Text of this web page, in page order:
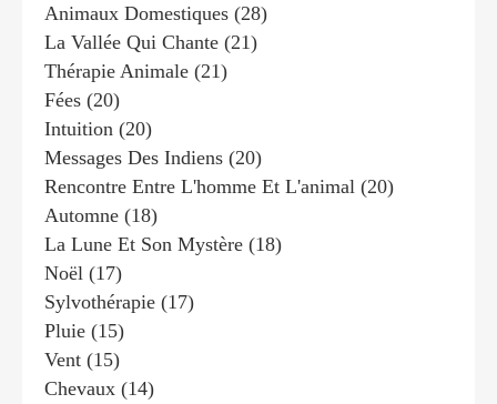
Animaux Domestiques (28)
La Vallée Qui Chante (21)
Thérapie Animale (21)
Fées (20)
Intuition (20)
Messages Des Indiens (20)
Rencontre Entre L'homme Et L'animal (20)
Automne (18)
La Lune Et Son Mystère (18)
Noël (17)
Sylvothérapie (17)
Pluie (15)
Vent (15)
Chevaux (14)